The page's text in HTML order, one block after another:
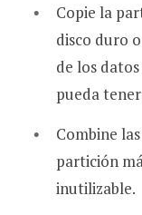
Copie la
disco duro
de los
pueda
Combine
partición
inutilizable.